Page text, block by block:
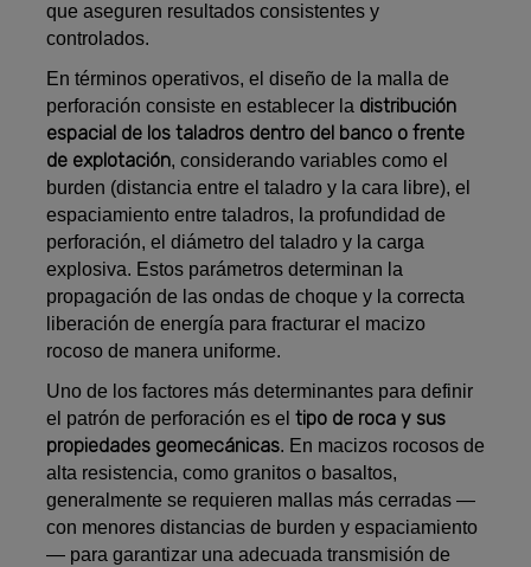
que aseguren resultados consistentes y
controlados.
En términos operativos, el diseño de la malla de
perforación consiste en establecer la distribución
espacial de los taladros dentro del banco o frente
de explotación, considerando variables como el
burden (distancia entre el taladro y la cara libre), el
espaciamiento entre taladros, la profundidad de
perforación, el diámetro del taladro y la carga
explosiva. Estos parámetros determinan la
propagación de las ondas de choque y la correcta
liberación de energía para fracturar el macizo
rocoso de manera uniforme.
Uno de los factores más determinantes para definir
el patrón de perforación es eltipo de roca y sus
propiedades geomecánicas. En macizos rocosos de
alta resistencia, como granitos o basaltos,
generalmente se requieren mallas más cerradas —
con menores distancias de burden y espaciamiento
— para garantizar una adecuada transmisión de